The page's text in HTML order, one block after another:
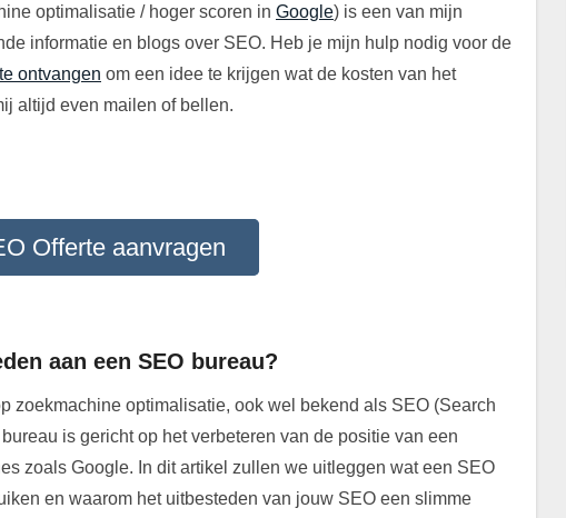
optimalisatie / hoger scoren in Google) is een van mijn
informatie en blogs over SEO. Heb je mijn hulp nodig voor de
ontvangen om een idee te krijgen wat de kosten van het
altijd even mailen of bellen.
Offerte aanvragen
aan een SEO bureau?
zoekmachine optimalisatie, ook wel bekend als SEO (Search
is gericht op het verbeteren van de positie van een
zoals Google. In dit artikel zullen we uitleggen wat een SEO
en waarom het uitbesteden van jouw SEO een slimme